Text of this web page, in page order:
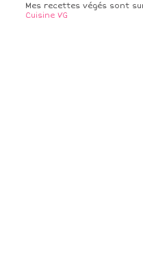
Mes recettes végés sont
Cuisine VG